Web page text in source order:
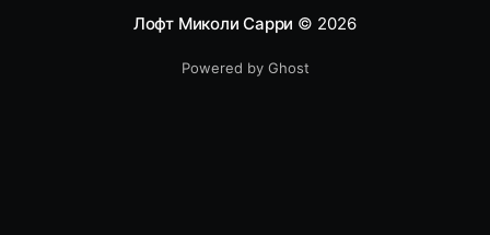
Лофт Миколи Сарри © 2026
Powered by Ghost